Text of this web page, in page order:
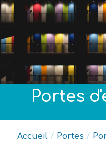
Portes
Accueil / Portes /